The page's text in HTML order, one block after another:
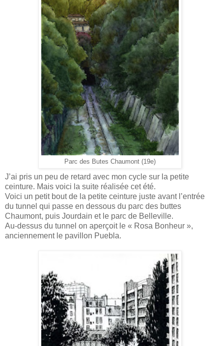
Parc des Butes Chaumont (19e)
J’ai pris un peu de retard avec mon cycle sur la petite
ceinture. Mais voici la suite réalisée cet été.
Voici un petit bout de la petite ceinture juste avant l’entrée
du tunnel qui passe en dessous du parc des buttes
Chaumont, puis Jourdain et le parc de Belleville.
Au-dessus du tunnel on aperçoit le « Rosa Bonheur »,
anciennement le pavillon Puebla.